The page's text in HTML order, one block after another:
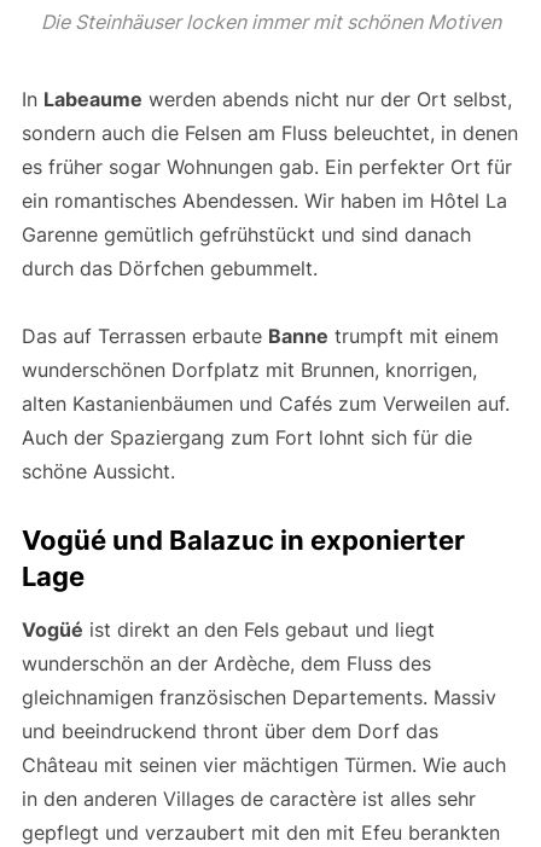
Die Steinhäuser locken immer mit schönen Motiven
In Labeaume werden abends nicht nur der Ort selbst,
sondern auch die Felsen am Fluss beleuchtet, in denen
es früher sogar Wohnungen gab. Ein perfekter Ort für
ein romantisches Abendessen. Wir haben im Hôtel La
Garenne gemütlich gefrühstückt und sind danach
durch das Dörfchen gebummelt.
Das auf Terrassen erbaute Banne trumpft mit einem
wunderschönen Dorfplatz mit Brunnen, knorrigen,
alten Kastanienbäumen und Cafés zum Verweilen auf.
Auch der Spaziergang zum Fort lohnt sich für die
schöne Aussicht.
Vogüé und Balazuc in exponierter
Lage
Vogüé ist direkt an den Fels gebaut und liegt
wunderschön an der Ardèche, dem Fluss des
gleichnamigen französischen Departements. Massiv
und beeindruckend thront über dem Dorf das
Château mit seinen vier mächtigen Türmen. Wie auch
in den anderen Villages de caractère ist alles sehr
gepflegt und verzaubert mit den mit Efeu berankten